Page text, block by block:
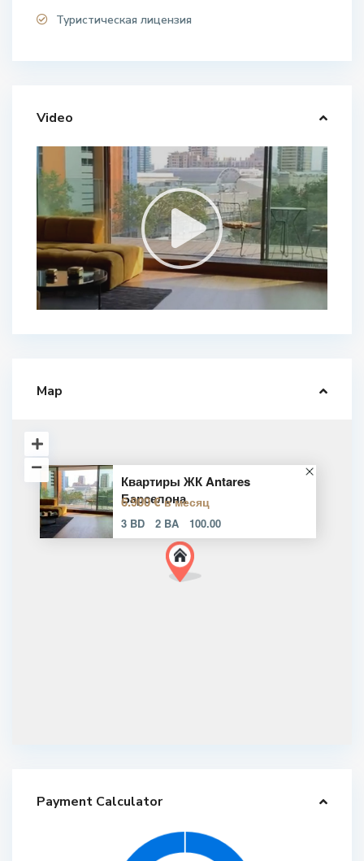
Туристическая лицензия
Video
Map
Квартиры ЖК Antares
Барселона
6.900 € в месяц
3 BD 2 BA 100.00
Payment Calculator